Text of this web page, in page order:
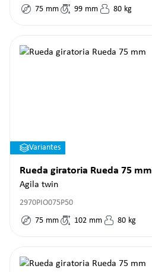
75 mm 99 mm 80 kg
Variantes
Rueda giratoria Rueda 75 mm
Agila twin
2970PIO075P50
75 mm 102 mm 80 kg